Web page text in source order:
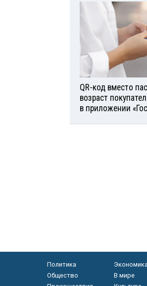
QR-код вместо
возраст
в приложении
Политика
Экономика
Общество
В мире